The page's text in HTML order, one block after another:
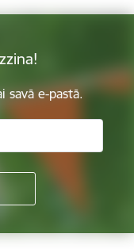
savā e-pastā.